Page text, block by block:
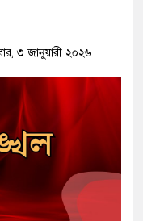
৩ জানুয়ারী ২০২৬